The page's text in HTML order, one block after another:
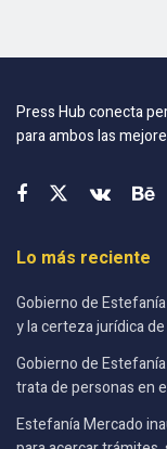
Press Hub conecta
para ambos las
Lo más reciente
Gobierno de
y la certeza jurídica
Gobierno de
trata de personas en
Estefanía Mercado